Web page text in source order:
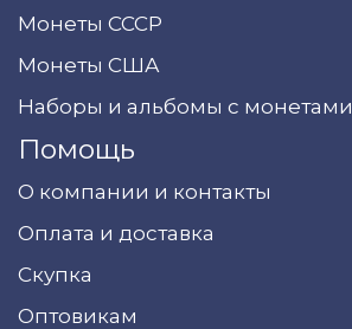
Монеты СССР
Монеты США
Наборы и альбомы с монетами
Помощь
О компании и контакты
Оплата и доставка
Скупка
Оптовикам